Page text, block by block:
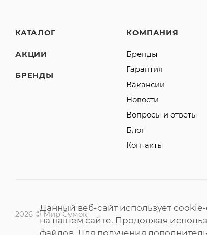
КАТАЛОГ
АКЦИИ
БРЕНДЫ
КОМПАНИЯ
Бренды
Гарантия
Вакансии
Новости
Вопросы и ответы
Блог
Контакты
2026 © Мир Сумок
Данный веб-сайт использует
на нашем сайте. Продолжая
файлов. Для получения